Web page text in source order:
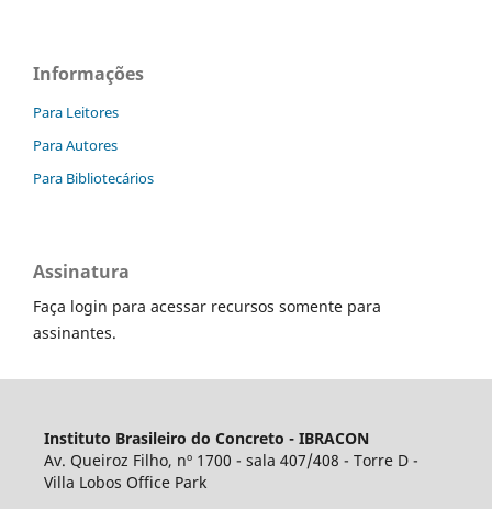
Informações
Para Leitores
Para Autores
Para Bibliotecários
Assinatura
Faça login para acessar recursos somente para
assinantes.
Instituto Brasileiro do Concreto - IBRACON
Av. Queiroz Filho, nº 1700 - sala 407/408 - Torre D -
Villa Lobos Office Park